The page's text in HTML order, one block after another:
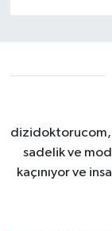
dizidoktorucom,
sadelik ve
kaçınıyor ve